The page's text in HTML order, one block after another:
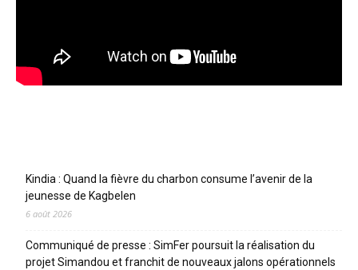
Kindia : Quand la fièvre du charbon consume l’avenir de la
jeunesse de Kagbelen
6 août 2026
Communiqué de presse : SimFer poursuit la réalisation du
projet Simandou et franchit de nouveaux jalons opérationnels